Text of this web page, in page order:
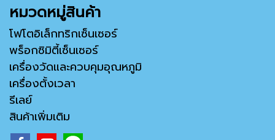
หมวดหมู่สินค้า
โฟโตอิเล็กทริกเซ็นเซอร์
พร็อกซิมิตี้เซ็นเซอร์
เครื่องวัดและควบคุมอุณหภูมิ
เครื่องตั้งเวลา
รีเลย์
สินค้าเพิ่มเติม